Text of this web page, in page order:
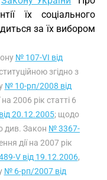
їх соціального
за їх вибором
№ 107-VI від
згідно з
№ 10-рп/2008 від
2006 рік статті 6
20.12.2005; щодо
див. Закон № 3367-
дії на 2007 рік
V від 19.12.2006,
№ 6-рп/2007 від